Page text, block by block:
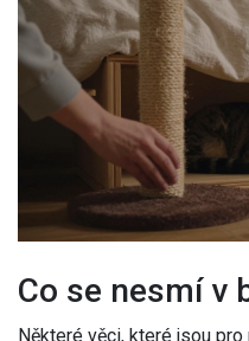
Co se nesmí v
Některé věci, které jsou